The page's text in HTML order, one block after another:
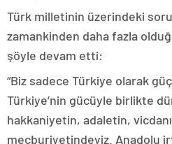
Türk milletinin üzerindeki
zamankinden daha fazla
şöyle devam etti:
“Biz sadece Türkiye olarak
Türkiye’nin gücüyle birlikte
hakkaniyetin, adaletin,
mecburiyetindeyiz. Anadolu